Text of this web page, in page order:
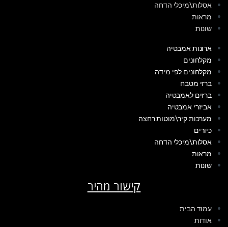
אסלות\מיכלי הדחה
מראות
שונות
ארונות אמבטיה
מקלחונים
מקלחונים לפי מידה
ברזי מטבח
ברזים לאמבטיה
אביזרי אמבטיה
מערכות קיר\מוטות רחצה
כיורים
אסלות\מיכלי הדחה
מראות
שונות
קישור מהיר
עמוד הבית
אודות